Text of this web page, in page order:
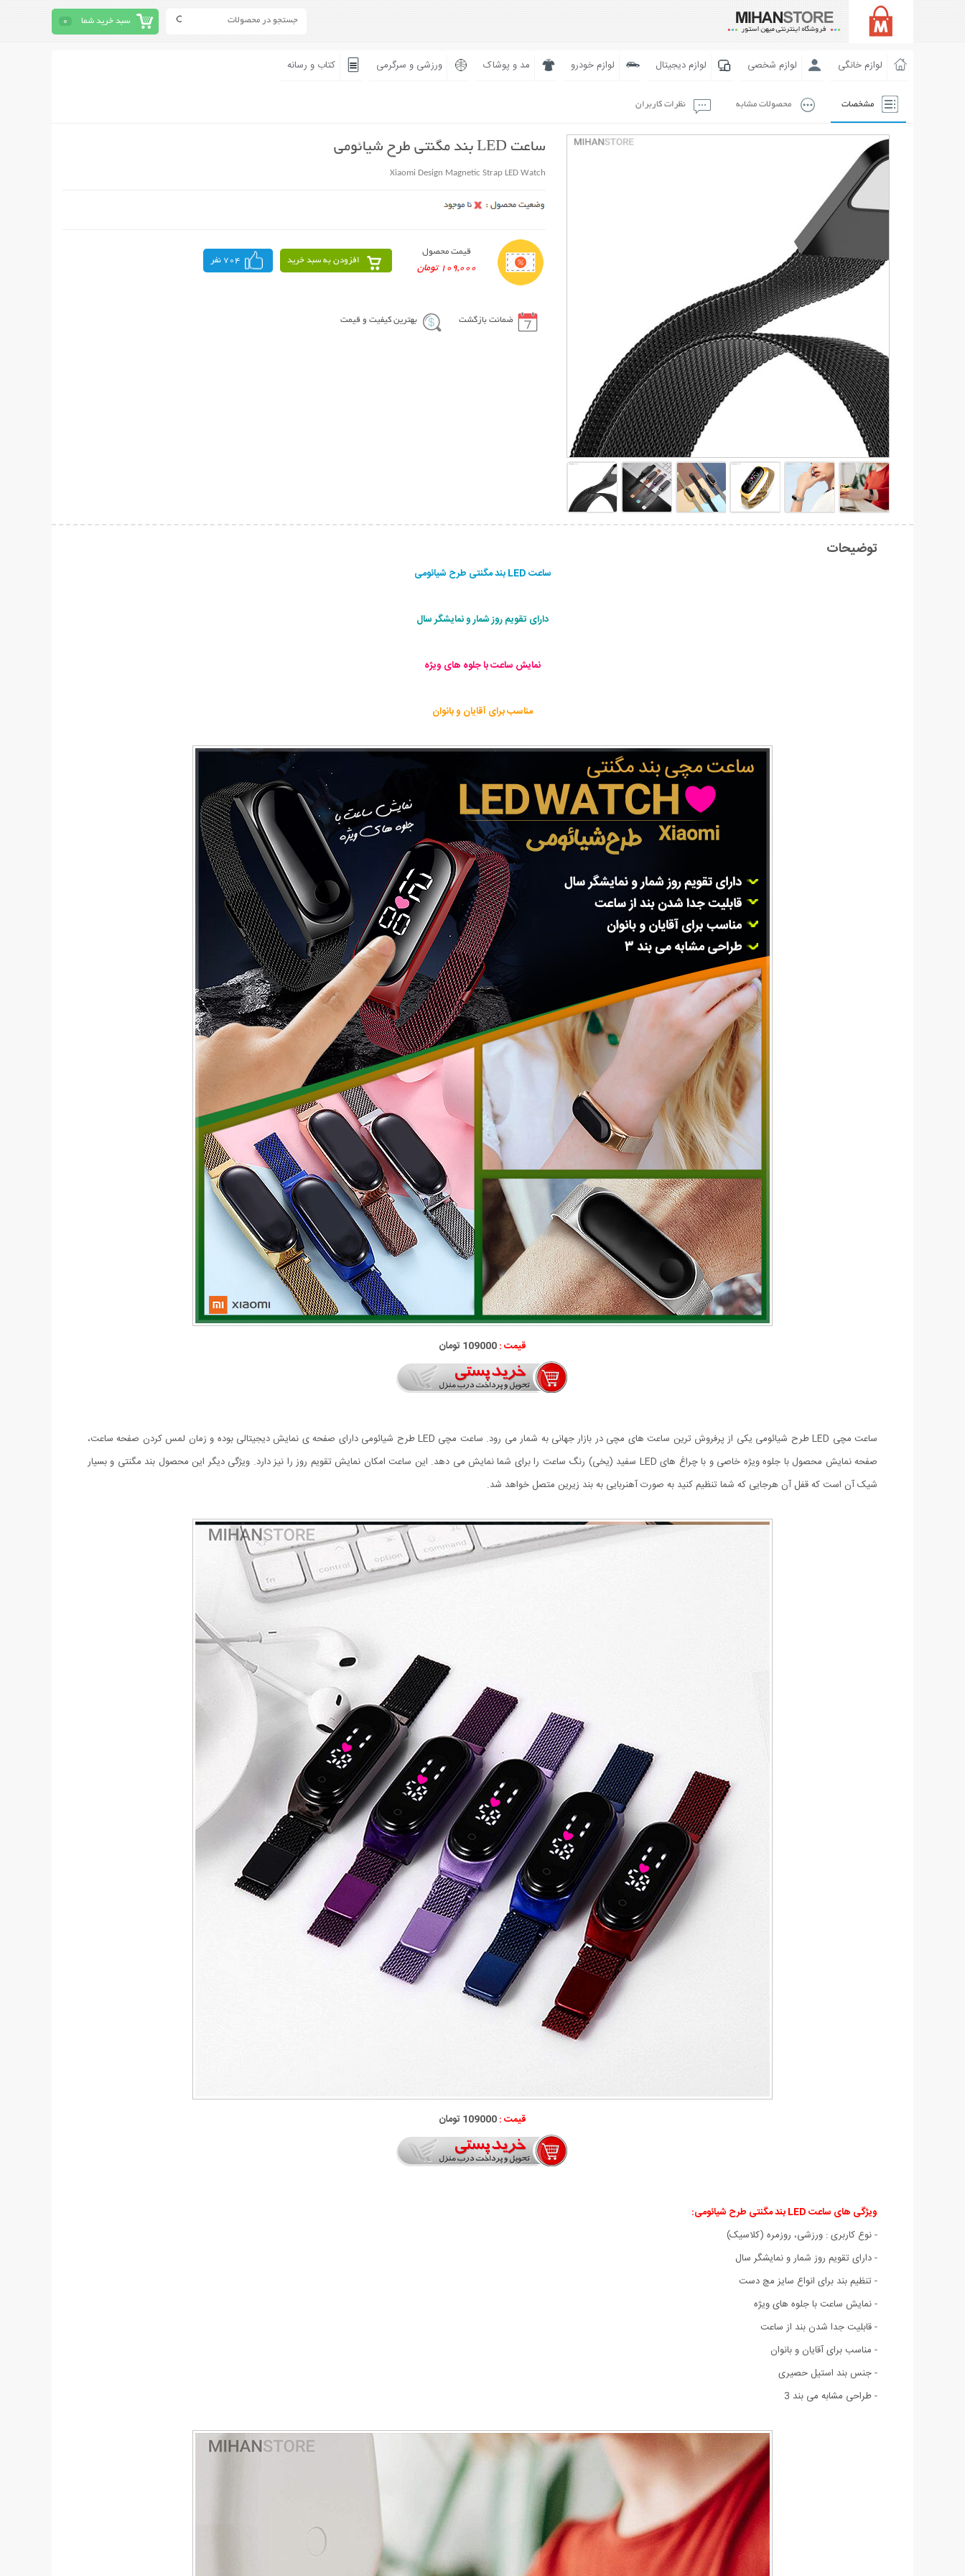
سبد خرید شما 0
لوازم خانگی لوازم شخصی لوازم دیجیتال لوازم خودرو مد و پوشاک ورزشی و سرگرمی کتاب و رسانه
مشخصات محصولات مشابه نظرات کاربران
ساعت LED بند مگنتی طرح شیائومی
Xiaomi Design Magnetic Strap LED Watch
قیمت محصول
109,000 تومان
افزودن به سبد خرید 704 نفر
ضمانت بازگشت بهترین کیفیت و قیمت
توضیحات
ساعت LED بند مگنتی طرح شیائومی
دارای تقویم روز شمار و نمایشگر سال
نمایش ساعت با جلوه های ویژه
مناسب برای آقایان و بانوان
قیمت :109000 تومان
ساعت مچی LED طرح شیائومی یکی از پرفروش ترین ساعت های مچی در بازار جهانی به شمار می رود. ساعت مچی LED طرح شیائومی دارای صفحه ی نمایش دیجیتالی بوده و زمان لمس کردن صفحه ساعت،
صفحه نمایش محصول با جلوه ویژه خاصی و با چراغ های LED سفید (یخی) رنگ ساعت را برای شما نمایش می دهد. این ساعت امکان نمایش تقویم روز را نیز دارد. ویژگی دیگر این محصول بند مگنتی و بسیار
شیک آن است که قفل آن هرجایی که شما تنظیم کنید به صورت آهنربایی به بند زیرین متصل خواهد شد.
قیمت :109000 تومان
ویژگی های ساعت LED بند مگنتی طرح شیائومی:
- نوع کاربری : ورزشی، روزمره (کلاسیک)
- دارای تقویم روز شمار و نمایشگر سال
- تنظیم بند برای انواع سایز مچ دست
- نمایش ساعت با جلوه های ویژه
- قابلیت جدا شدن بند از ساعت
- مناسب برای آقایان و بانوان
- جنس بند استیل حصیری
- طراحی مشابه می بند 3